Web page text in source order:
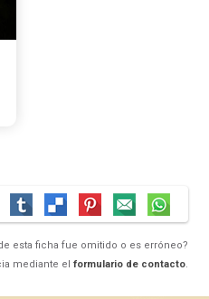
esta ficha fue omitido o es erróneo?
mediante el formulario de contacto.